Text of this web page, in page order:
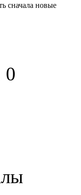
сначала новые
0